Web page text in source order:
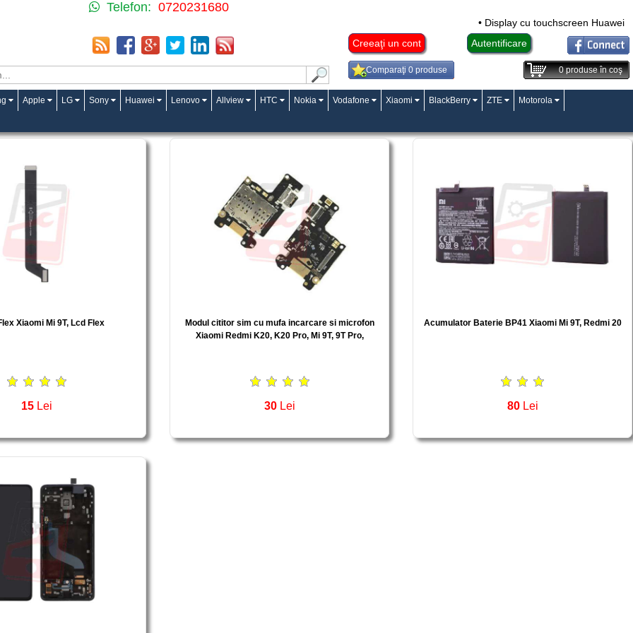
Telefon: 0720231680
• Display cu touchscreen Huawei
Creeaţi un cont
Autentificare
Comparaţi 0 produse 0produse în coş
Apple LG Sony Huawei Lenovo Allview HTC Nokia Vodafone Xiaomi BlackBerry ZTE Motorola
Xiaomi Mi 9T, Lcd Flex
15 Lei
Modul cititor sim cu mufa incarcare si microfon
Xiaomi Redmi K20, K20 Pro, Mi 9T, 9T Pro,
30 Lei
Acumulator Baterie BP41 Xiaomi Mi 9T, Redmi 20
80 Lei